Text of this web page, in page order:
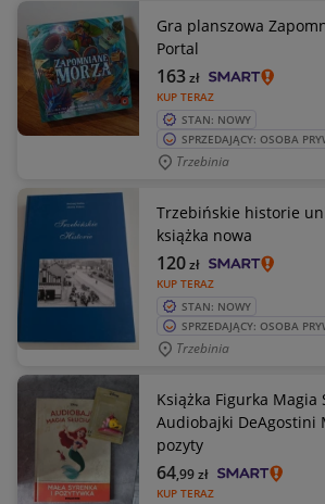
Gra planszowa
Portal
KUP TERAZ
163zł
STAN: NOWY
SPRZEDAJĄCY: OSOBA
Trzebinia
Trzebińskie historie
książka nowa
KUP TERAZ
120zł
STAN: NOWY
SPRZEDAJĄCY: OSOBA
Trzebinia
Książka Figurka Magia
Audiobajki DeAgostini
pozyty
KUP TERAZ
64,99zł